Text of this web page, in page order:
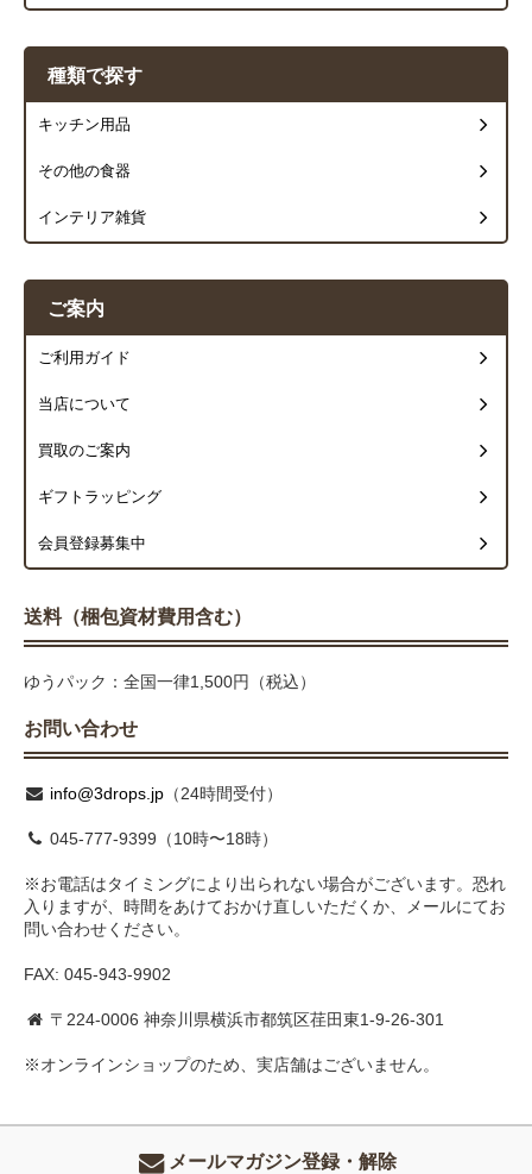
種類で探す
キッチン用品
その他の食器
インテリア雑貨
ご案内
ご利用ガイド
当店について
買取のご案内
ギフトラッピング
会員登録募集中
送料（梱包資材費用含む）
ゆうパック：全国一律1,500円（税込）
お問い合わせ
info@3drops.jp （24時間受付）
045-777-9399（10時〜18時）
※お電話はタイミングにより出られない場合がございます。恐れ
入りますが、時間をあけておかけ直しいただくか、メールにてお
問い合わせください。
FAX: 045-943-9902
〒224-0006 神奈川県横浜市都筑区荏田東1-9-26-301
※オンラインショップのため、実店舗はございません。
メールマガジン登録・解除